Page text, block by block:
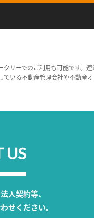
リーでのご利用も可能です。
いる不動産管理会社や不動産
US
人契約等、
せください。